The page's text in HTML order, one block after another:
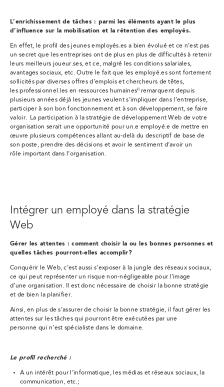
L’enrichissement de tâches : parmi les éléments ayant le plus
d’influence sur la mobilisation et la rétention des employés.
En effet, le profil des jeunes employés.es a bien évolué et ce n’est pas
un secret que les entreprises ont de plus en plus de difficultés à retenir
leurs meilleurs joueur.ses, et ce, malgré les conditions salariales,
avantages sociaux, etc. Outre le fait que les employé.es sont fortement
sollicités par diverses offres d’emplois et chercheurs de têtes,
les professionnel.les en ressources humainesiiremarquent depuis
plusieurs années déjà les jeunes veulent s’impliquer dans l’entreprise,
participer à son bon fonctionnement et à son développement, se faire
valoir. La participation à la stratégie de développement Web de votre
organisation serait une opportunité pour un.e employé.e de mettre en
œuvre plusieurs compétences allant au-delà du descriptif de base de
son poste, prendre des décisions et avoir le sentiment d’avoir un
rôle important dans l’organisation.
Intégrer un employé dans la stratégie
Web
Gérer les attentes : comment choisir la ou les bonnes personnes et
quelles tâches pourront-elles accomplir?
Conquérir le Web, c’est aussi s’exposer à la jungle des réseaux sociaux,
ce qui peut représenter un risque non-négligeable pour l’image
d’une organisation. Il est donc nécessaire de choisir la bonne stratégie
et de bien la planifier.
Ainsi, en plus de s’assurer de choisir la bonne stratégie, il faut gérer les
attentes sur les tâches qui pourront être exécutées par une
personne qui n’est spécialiste dans le domaine.
Le profil recherché :
A un intérêt pour l’informatique, les médias et réseaux sociaux, la
communication, etc.;